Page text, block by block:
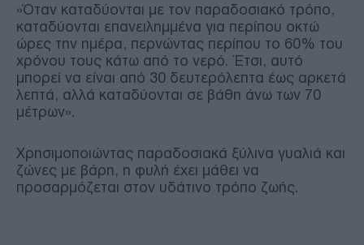
»Όταν καταδύονται με τον παραδοσιακό τρόπο,
καταδύονται επανειλημμένα για περίπου οκτώ
ώρες την ημέρα, περνώντας περίπου το 60% του
χρόνου τους κάτω από το νερό. Έτσι, αυτό
μπορεί να είναι από 30 δευτερόλεπτα έως αρκετά
λεπτά, αλλά καταδύονται σε βάθη άνω των 70
μέτρων».
Χρησιμοποιώντας παραδοσιακά ξύλινα γυαλιά και
ζώνες με βάρη, η φυλή έχει μάθει να
προσαρμόζεται στον υδάτινο τρόπο ζωής.